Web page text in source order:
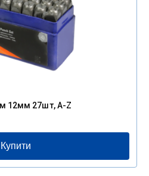
12мм 27шт, A-Z
Купити